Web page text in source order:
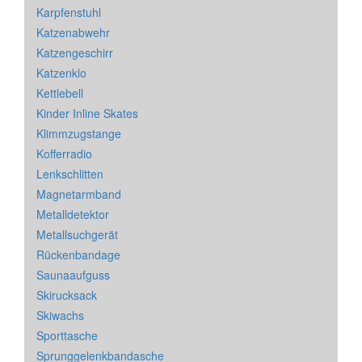
Karpfenstuhl
Katzenabwehr
Katzengeschirr
Katzenklo
Kettlebell
Kinder Inline Skates
Klimmzugstange
Kofferradio
Lenkschlitten
Magnetarmband
Metalldetektor
Metallsuchgerät
Rückenbandage
Saunaaufguss
Skirucksack
Skiwachs
Sporttasche
Sprunggelenkbandasche